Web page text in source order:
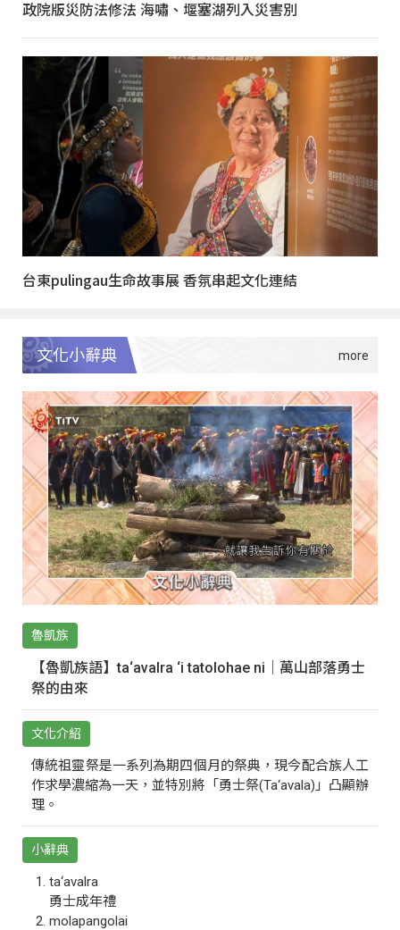
政院版災防法修法 海嘯、堰塞湖列入災害別
台東pulingau生命故事展 香氛串起文化連結
文化小辭典
魯凱族
【魯凱族語】ta‘avalra ‘i tatolohae ni｜萬山部落勇士
祭的由來
文化介紹
傳統祖靈祭是一系列為期四個月的祭典，現今配合族人工
作求學濃縮為一天，並特別將「勇士祭(Ta‘avala)」凸顯辦
理。
小辭典
ta‘avalra
勇士成年禮
molapangolai